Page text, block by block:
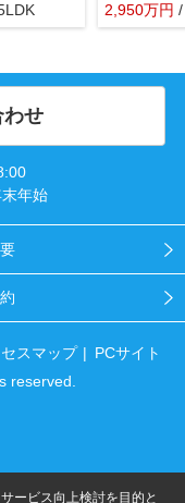
2,950万円
わせ
年始
スマップ
PCサイト
reserved.
ービス向上検討を目的と